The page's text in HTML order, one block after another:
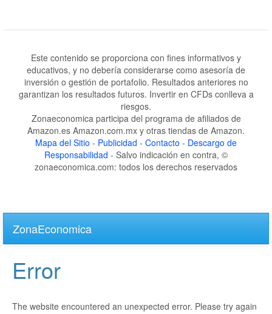
Este contenido se proporciona con fines informativos y
educativos, y no debería considerarse como asesoría de
inversión o gestión de portafolio. Resultados anteriores no
garantizan los resultados futuros. Invertir en CFDs conlleva a
riesgos.
Zonaeconomica participa del programa de afiliados de
Amazon.es Amazon.com.mx y otras tiendas de Amazon.
Mapa del Sitio - Publicidad - Contacto - Descargo de
Responsabilidad - Salvo indicación en contra, ©
zonaeconomica.com: todos los derechos reservados
main
content
ZonaEconomica
Error
The website encountered an unexpected error. Please try again